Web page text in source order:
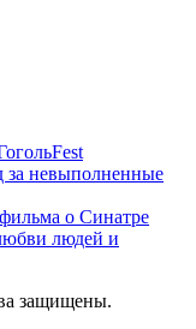
за невыполненные
о Синатре
людей и
защищены.